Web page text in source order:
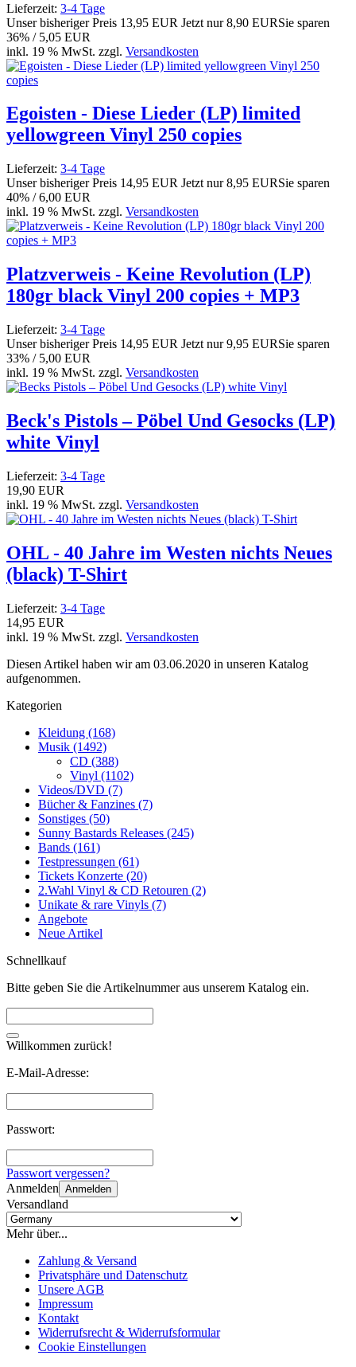
Lieferzeit: 3-4 Tage
Unser bisheriger Preis 13,95 EUR Jetzt nur8,90 EURSie sparen
36% / 5,05 EUR
inkl. 19 % MwSt. zzgl. Versandkosten
Egoisten - Diese Lieder (LP) limited
yellowgreen Vinyl 250 copies
Lieferzeit: 3-4 Tage
Unser bisheriger Preis 14,95 EUR Jetzt nur8,95 EURSie sparen
40% / 6,00 EUR
inkl. 19 % MwSt. zzgl. Versandkosten
Platzverweis - Keine Revolution (LP)
180gr black Vinyl 200 copies + MP3
Lieferzeit: 3-4 Tage
Unser bisheriger Preis 14,95 EUR Jetzt nur9,95 EURSie sparen
33% / 5,00 EUR
inkl. 19 % MwSt. zzgl. Versandkosten
Beck's Pistols – Pöbel Und Gesocks (LP)
white Vinyl
Lieferzeit: 3-4 Tage
19,90 EUR
inkl. 19 % MwSt. zzgl. Versandkosten
OHL - 40 Jahre im Westen nichts Neues
(black) T-Shirt
Lieferzeit: 3-4 Tage
14,95 EUR
inkl. 19 % MwSt. zzgl. Versandkosten
Diesen Artikel haben wir am 03.06.2020 in unseren Katalog
aufgenommen.
Kategorien
Kleidung (168)
Musik (1492)
CD (388)
Vinyl (1102)
Videos/DVD (7)
Bücher & Fanzines (7)
Sonstiges (50)
Sunny Bastards Releases (245)
Bands (161)
Testpressungen (61)
Tickets Konzerte (20)
2.Wahl Vinyl & CD Retouren (2)
Unikate & rare Vinyls (7)
Angebote
Neue Artikel
Schnellkauf
Bitte geben Sie die Artikelnummer aus unserem Katalog ein.
Willkommen zurück!
E-Mail-Adresse:
Passwort:
Passwort vergessen?
Anmelden Anmelden
Versandland
Mehr über...
Zahlung & Versand
Privatsphäre und Datenschutz
Unsere AGB
Impressum
Kontakt
Widerrufsrecht & Widerrufsformular
Cookie Einstellungen